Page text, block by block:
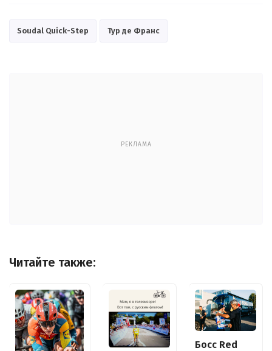
Soudal Quick-Step Тур де Франс
РЕКЛАМА
Читайте также:
Босс Red